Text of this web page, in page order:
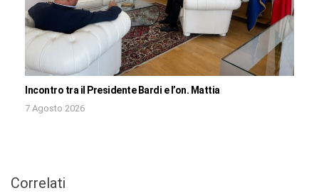
Incontro tra il Presidente Bardi e l’on. Mattia
7 Agosto 2026
Correlati